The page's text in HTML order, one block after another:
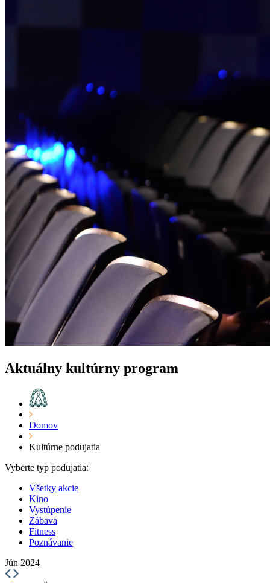
Aktuálny kultúrny program
Domov
Kultúrne podujatia
Vyberte typ podujatia:
Všetky akcie
Kino
Vystúpenie
Zábava
Fitness
Poznávanie
Jún 2024